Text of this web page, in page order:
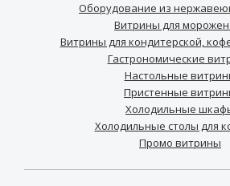
Оборудование из
Витрины для
Витрины для кондитерской,
Гастрономические
Настольные
Пристенные
Холодильные
Холодильные столы для
Промо витрины